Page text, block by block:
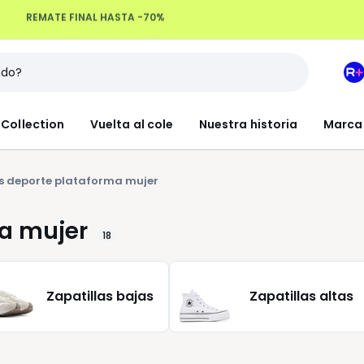
Devoluciones hasta 100 días
Collection Vuelta al cole Nuestra historia
Mi
deporte plataforma mujer
mujer 18
Zapatillas bajas Zapatillas altas